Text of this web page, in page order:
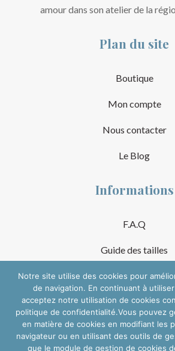
amour dans son atelier de la
Plan du site
Boutique
Mon compte
Nous contacter
Le Blog
Informations
F.A.Q
Guide des tailles
Mentions Légales
Conditions Générales de
Suivre sur les
Notre site utilise des cookies pour
de navigation. En continuant à
acceptez notre utilisation de cookies
politique de confidentialité.Vous pouvez
en matière de cookies en modifiant les
navigateur ou en utilisant des outils de
que le module de gestion de cookies